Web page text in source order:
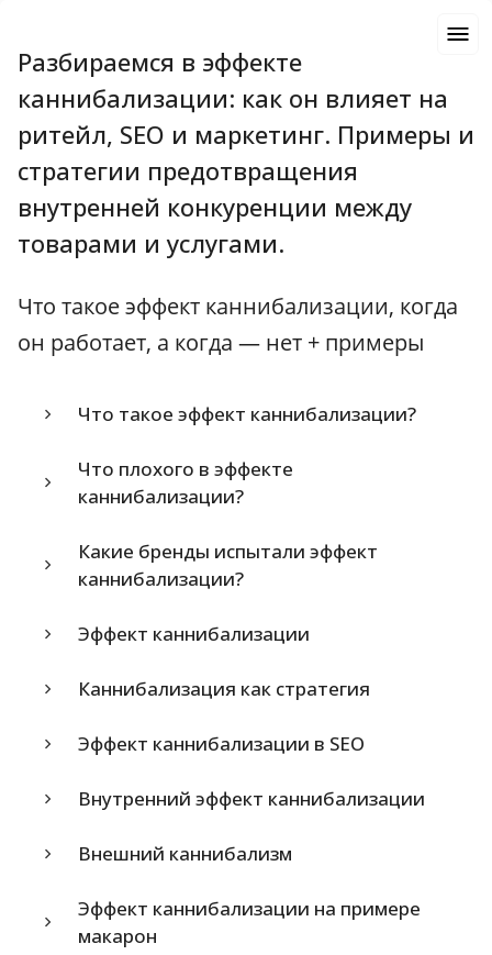
Разбираемся в эффекте
каннибализации: как он влияет на
ритейл, SEO и маркетинг. Примеры и
стратегии предотвращения
внутренней конкуренции между
товарами и услугами.
Что такое эффект каннибализации, когда
он работает, а когда — нет + примеры
Что такое эффект каннибализации?
Что плохого в эффекте
каннибализации?
Какие бренды испытали эффект
каннибализации?
Эффект каннибализации
Каннибализация как стратегия
Эффект каннибализации в SEO
Внутренний эффект каннибализации
Внешний каннибализм
Эффект каннибализации на примере
макарон